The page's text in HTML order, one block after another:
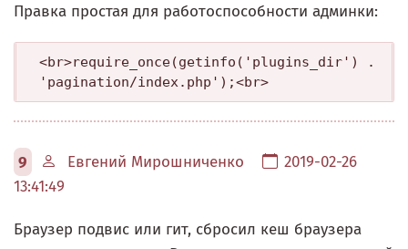
Правка простая для работоспособности админки:
<br>require_once(getinfo('plugins_dir') .
'pagination/index.php');<br>
9 Евгений Мирошниченко
2019-02-26
13:41:49
Браузер подвис или гит, сбросил кеш браузера